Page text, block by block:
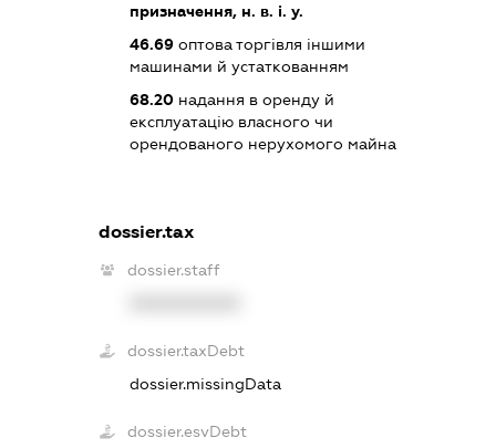
призначення, н. в. і. у.
46.69 оптова торгівля іншими
машинами й устаткованням
68.20 надання в оренду й
експлуатацію власного чи
орендованого нерухомого майна
dossier.tax
dossier.staff
dossier.taxDebt
dossier.missingData
dossier.esvDebt